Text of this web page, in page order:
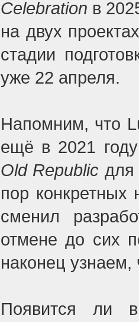
Celebration в
на двух
стадии
уже 22 апреля.
Напомним, что
ещё в 2021
Old Republic для
пор конкретных
сменил
отмене до сих
наконец узнаем,
Появится ли